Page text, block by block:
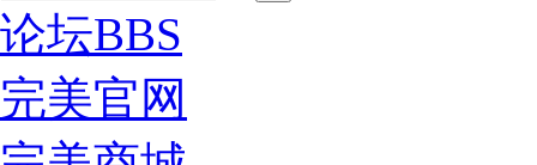
论坛BBS
完美官网